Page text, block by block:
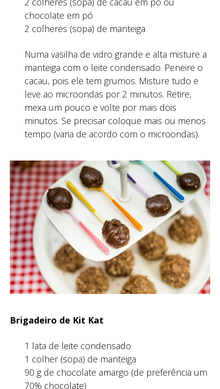
chocolate em pó
2 colheres (sopa) de manteiga
Numa vasilha de vidro grande e alta misture a
manteiga com o leite condensado. Peneire o
cacau, pois ele tem grumos. Misture tudo e
leve ao microondas por 2 minutos. Retire,
mexa um pouco e volte por mais dois
minutos. Se precisar coloque mais ou menos
tempo (varia de acordo com o microondas).
Brigadeiro de Kit Kat
1 lata de leite condensado
1 colher (sopa) de manteiga
90 g de chocolate amargo (de preferência um
70% chocolate)